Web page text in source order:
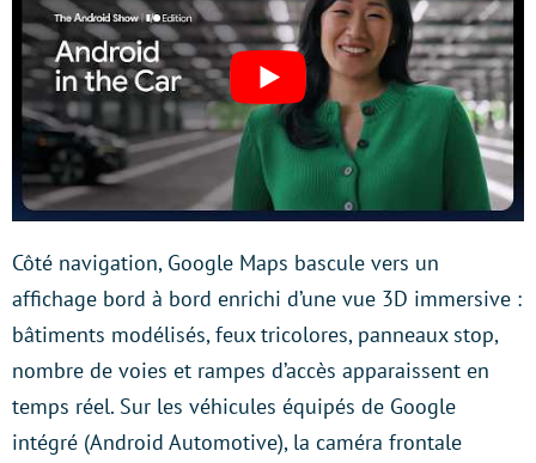
Côté navigation, Google Maps bascule vers un
affichage bord à bord enrichi d’une vue 3D immersive :
bâtiments modélisés, feux tricolores, panneaux stop,
nombre de voies et rampes d’accès apparaissent en
temps réel. Sur les véhicules équipés de Google
intégré (Android Automotive), la caméra frontale